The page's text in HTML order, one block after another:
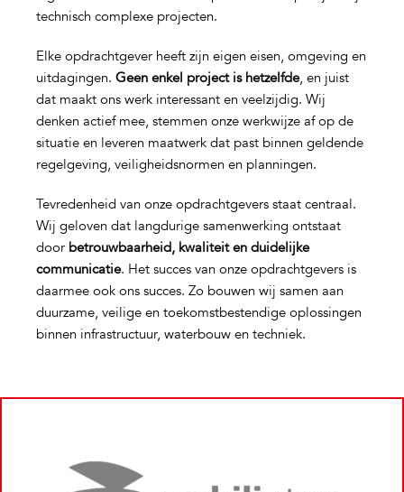
technisch complexe projecten.
Elke opdrachtgever heeft zijn eigen eisen, omgeving en
uitdagingen. Geen enkel project is hetzelfde, en juist
dat maakt ons werk interessant en veelzijdig. Wij
denken actief mee, stemmen onze werkwijze af op de
situatie en leveren maatwerk dat past binnen geldende
regelgeving, veiligheidsnormen en planningen.
Tevredenheid van onze opdrachtgevers staat centraal.
Wij geloven dat langdurige samenwerking ontstaat
door betrouwbaarheid, kwaliteit en duidelijke
communicatie. Het succes van onze opdrachtgevers is
daarmee ook ons succes. Zo bouwen wij samen aan
duurzame, veilige en toekomstbestendige oplossingen
binnen infrastructuur, waterbouw en techniek.